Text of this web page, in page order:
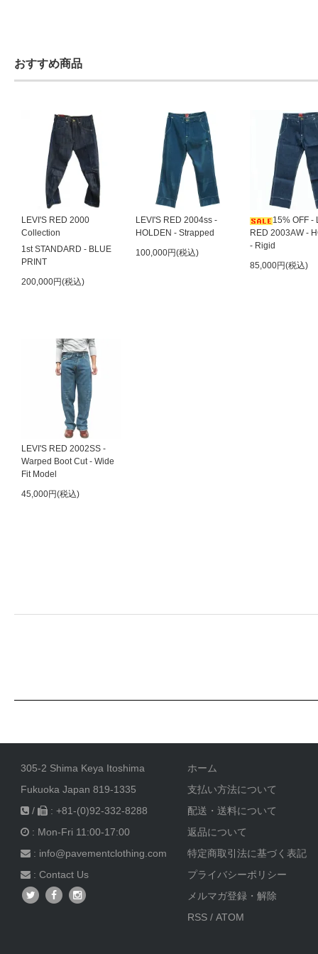
おすすめ商品
LEVI'S RED 2000
Collection
1st STANDARD - BLUE
PRINT
200,000円(税込)
LEVI'S RED 2004ss -
HOLDEN - Strapped
100,000円(税込)
15% OFF -
RED 2003AW -
- Rigid
85,000円(税込)
LEVI'S RED 2002SS -
Warped Boot Cut - Wide
Fit Model
45,000円(税込)
305-2 Shima Keya Itoshima
Fukuoka Japan 819-1335
/
: +81-(0)92-332-8288
: Mon-Fri 11:00-17:00
: info@pavementclothing.com
: Contact Us
ホーム
支払い方法について
配送・送料について
返品について
特定商取引法に基づく表記
プライバシーポリシー
メルマガ登録・解除
RSS /ATOM